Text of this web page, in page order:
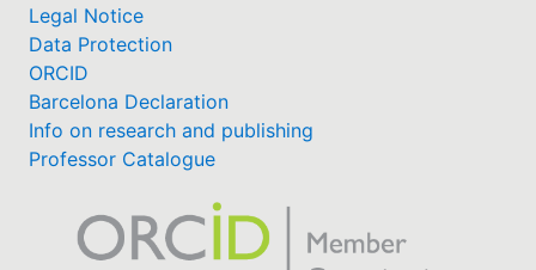
Legal Notice
Data Protection
ORCID
Barcelona Declaration
Info on research and publishing
Professor Catalogue